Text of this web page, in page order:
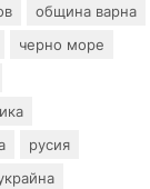
община варна
черно море
русия